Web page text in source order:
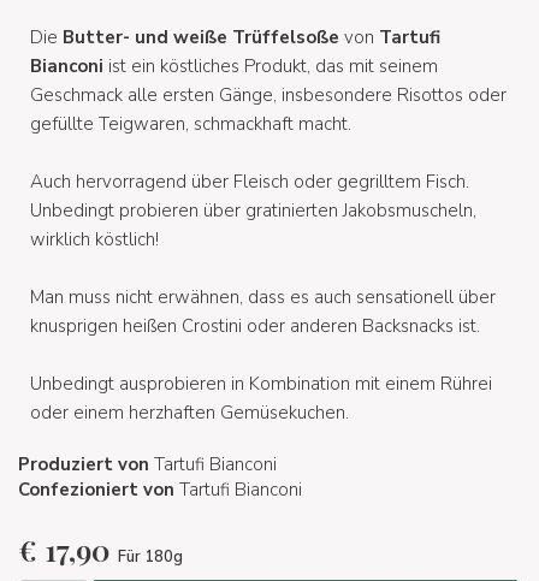
Die Butter- und weiße Trüffelsoße von Tartufi
Bianconi ist ein köstliches Produkt, das mit seinem
Geschmack alle ersten Gänge, insbesondere Risottos oder
gefüllte Teigwaren, schmackhaft macht.
Auch hervorragend über Fleisch oder gegrilltem Fisch.
Unbedingt probieren über gratinierten Jakobsmuscheln,
wirklich köstlich!
Man muss nicht erwähnen, dass es auch sensationell über
knusprigen heißen Crostini oder anderen Backsnacks ist.
Unbedingt ausprobieren in Kombination mit einem Rührei
oder einem herzhaften Gemüsekuchen.
Produziert von Tartufi Bianconi
Confezioniert von Tartufi Bianconi
€ 17,90 Für 180g